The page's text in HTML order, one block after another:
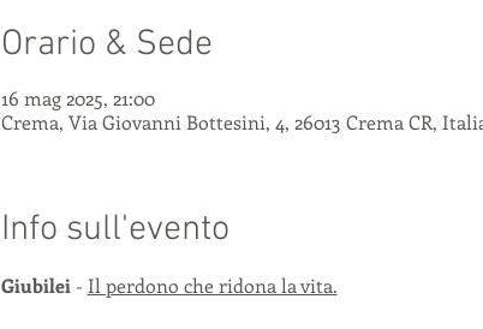
Orario & Sede
16 mag 2025, 21:00
Crema, Via Giovanni Bottesini, 4, 26013 Crema CR,
Info sull'evento
Giubilei - Il perdono che ridona la vita.